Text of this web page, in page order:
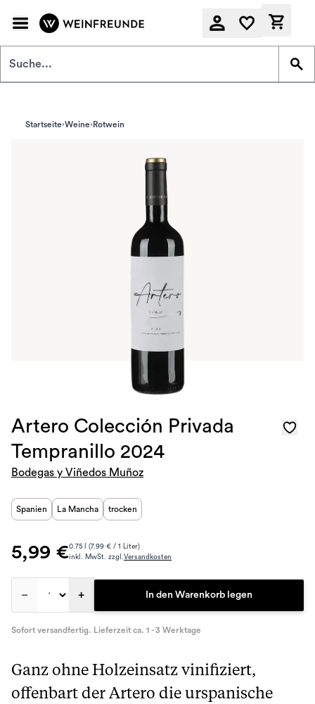
Startseite Weine Rotwein
Artero Colección Privada
Tempranillo 2024
Bodegas y Viñedos Muñoz
Spanien La Mancha trocken
5,99 €0.75 l (7.99 € / 1 Liter)
inkl. MwSt. zzgl.Versandkosten
– + In den Warenkorb legen
Sofort versandfertig. Lieferzeit ca. 1 - 3 Werktage
Ganz ohne Holzeinsatz vinifiziert,
offenbart der Artero die urspanische